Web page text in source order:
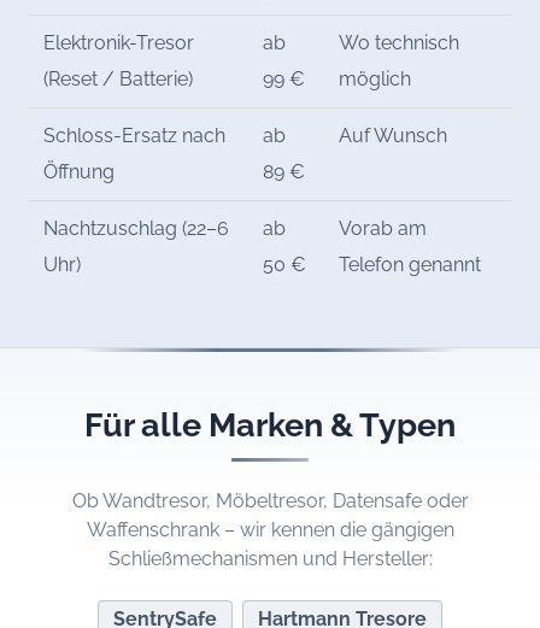
Elektronik-Tresor
(Reset / Batterie)
ab
99 €
Wo technisch
möglich
Schloss-Ersatz nach
Öffnung
ab
89 €
Auf Wunsch
Nachtzuschlag (22–6
Uhr)
ab
50 €
Vorab am
Telefon genannt
Für alle Marken & Typen
Ob Wandtresor, Möbeltresor, Datensafe oder
Waffenschrank – wir kennen die gängigen
Schließmechanismen und Hersteller:
SentrySafe Hartmann Tresore